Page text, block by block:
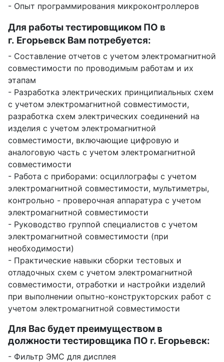
- Опыт программирования микроконтроллеров
Для работы тестировщиком ПО в
г. Егорьевск Вам потребуется:
- Составление отчетов с учетом электромагнитной
совместимости по проводимым работам и их
этапам
- Разработка электрических принципиальных схем
с учетом электромагнитной совместимости,
разработка схем электрических соединений на
изделия с учетом электромагнитной
совместимости, включающие цифровую и
аналоговую часть с учетом электромагнитной
совместимости
- Работа с приборами: осциллографы с учетом
электромагнитной совместимости, мультиметры,
контрольно - проверочная аппаратура с учетом
электромагнитной совместимости
- Руководство группой специалистов с учетом
электромагнитной совместимости (при
необходимости)
- Практические навыки сборки тестовых и
отладочных схем с учетом электромагнитной
совместимости, отработки и настройки изделий
при выполнении опытно-конструкторских работ с
учетом электромагнитной совместимости
Для Вас будет преимуществом в
должности тестировщика ПО г. Егорьевск:
- Фильтр ЭМС для дисплея